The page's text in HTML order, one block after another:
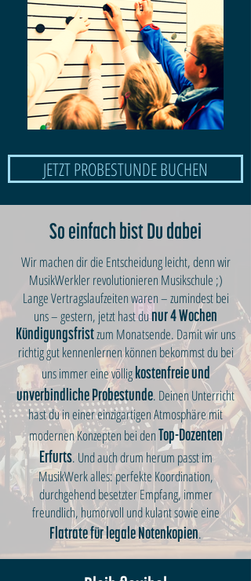
JETZT PROBESTUNDE BUCHEN
So einfach bist Du dabei
Wir machen dir die Entscheidung leicht, denn wir
MusikWerkler revolutionieren Musikschule ;)
Lange Vertragslaufzeiten waren – zumindest bei
uns – gestern, jetzt hast dunur 4 Wochen
Kündigungsfristzum Monatsende. Damit wir uns
richtig gut kennenlernen können bekommst du bei
uns immer eine völlig kostenfreie und
unverbindliche Probestunde. Deinen Unterricht
hast du in einer einzigartigen Atmosphäre mit
modernen Konzepten bei denTop-Dozenten
Erfurts. Und auch drum herum passt im
MusikWerk alles: perfekte Koordination,
durchgehend besetzter Empfang, immer
freundlich, humorvoll und kulant sowie eine
Flatrate für legale Notenkopien.